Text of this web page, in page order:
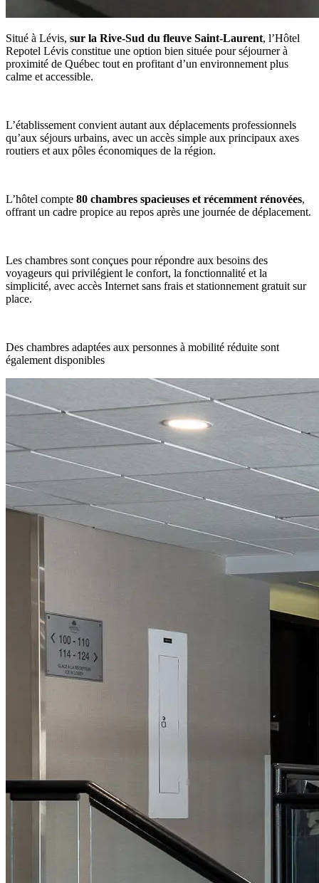
Situé à Lévis, sur la Rive-Sud du fleuve Saint-Laurent, l’Hôtel
Repotel Lévis constitue une option bien située pour séjourner à
proximité de Québec tout en profitant d’un environnement plus
calme et accessible.
L’établissement convient autant aux déplacements professionnels
qu’aux séjours urbains, avec un accès simple aux principaux axes
routiers et aux pôles économiques de la région.
L’hôtel compte 80 chambres spacieuses et récemment rénovées,
offrant un cadre propice au repos après une journée de déplacement.
Les chambres sont conçues pour répondre aux besoins des
voyageurs qui privilégient le confort, la fonctionnalité et la
simplicité, avec accès Internet sans frais et stationnement gratuit sur
place.
Des chambres adaptées aux personnes à mobilité réduite sont
également disponibles